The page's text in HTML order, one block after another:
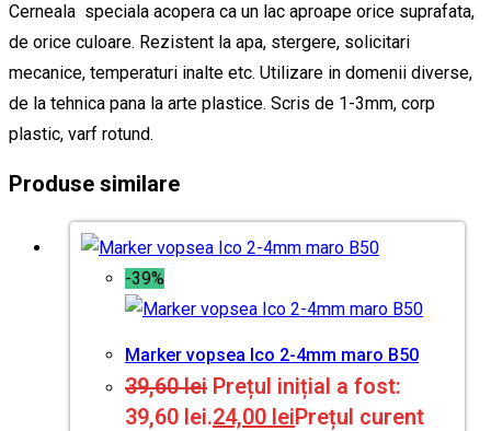
Cerneala speciala acopera ca un lac aproape orice suprafata,
de orice culoare. Rezistent la apa, stergere, solicitari
mecanice, temperaturi inalte etc. Utilizare in domenii diverse,
de la tehnica pana la arte plastice. Scris de 1-3mm, corp
plastic, varf rotund.
Produse similare
-39%
Marker vopsea Ico 2-4mm maro B50
39,60lei Prețul inițial a fost:
39,60 lei.24,00 leiPrețul curent